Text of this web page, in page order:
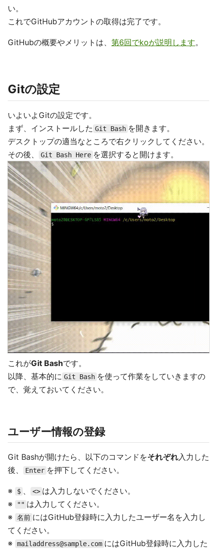
い。
これでGitHubアカウントの取得は完了です。
GitHubの概要やメリットは、 第6回でkoが説明します。
Gitの設定
いよいよGitの設定です。
まず、インストールした Git Bash を開きます。
デスクトップの適当なところで右クリックしてください。
その後、
Git Bash Here を選択すると開けます。
これがGit Bashです。
以降、基本的に Git Bash を使って作業をしていきますの
で、覚えておいてください。
ユーザー情報の登録
Git Bashが開けたら、以下のコマンドをそれぞれ入力した
後、
Enter を押下してください。
※ $ 、 <> は入力しないでください。
※
"" は入力してください。
※ 名前 にはGitHub登録時に入力したユーザー名を入力し
てください。
※ mailaddress@sample.com にはGitHub登録時に入力した